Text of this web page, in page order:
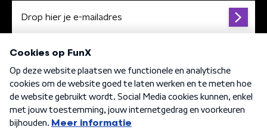
Algemene voorwaarden Privacybeleid